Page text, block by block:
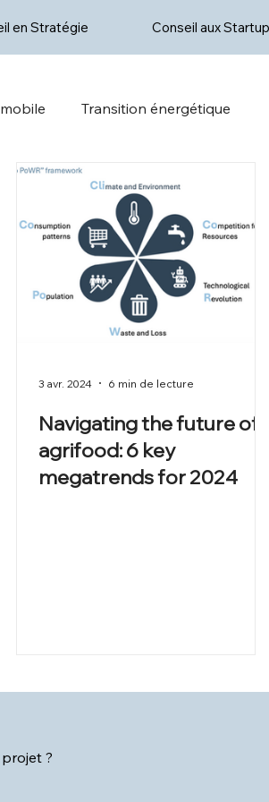
en Stratégie Conseil aux
Transition énergétique
Navigating the future of
agrifood: 6 key
megatrends for 2024
3 avr. 2024 6 min de lecture
?